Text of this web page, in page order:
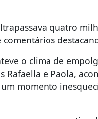
quatro
o clima de
Rafaella e Paola,
momento